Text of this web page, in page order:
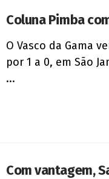
Coluna Pimba
O Vasco da Gama
por 1 a 0, em São
...
Com vantagem,